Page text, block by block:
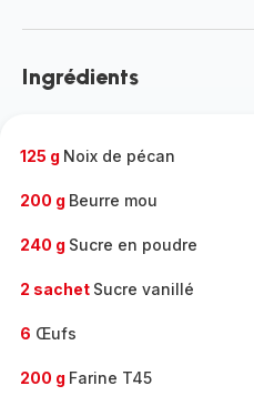
Ingrédients
125 g Noix de pécan
200 g Beurre mou
240 g Sucre en poudre
2 sachet Sucre vanillé
6 Œufs
200 g Farine T45